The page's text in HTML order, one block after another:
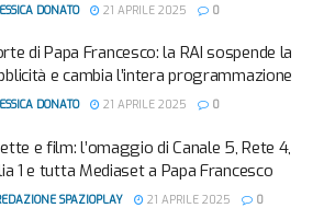
DONATO 21 APRILE 2025 0
di Papa Francesco: la RAI sospende la
e cambia l’intera programmazione
DONATO 21 APRILE 2025 0
e film: l’omaggio di Canale 5, Rete 4,
1 e tutta Mediaset a Papa Francesco
SPAZIOPLAY 21 APRILE 2025 0